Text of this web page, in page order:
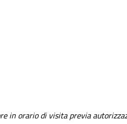
in orario di visita previa